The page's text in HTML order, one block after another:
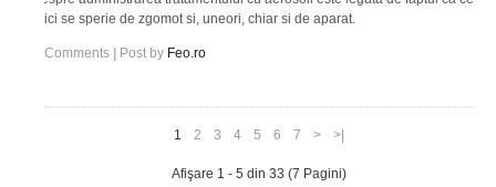
mici se sperie de zgomot si, uneori, chiar si de aparat.
Comments Post by Feo.ro
1 2 3 4 5 6 7 > >|
Afişare 1 - 5 din 33 (7 Pagini)